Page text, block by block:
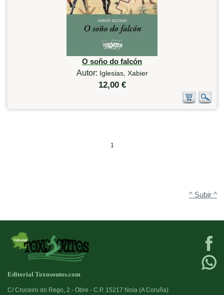
O soño do falcón
Autor: Iglesias, Xabier
12,00 €
1
^ Subir ^
Editorial Toxosoutos.com
C/ Cruceiro do Rego, 2 - Obre - C.P. 15217 Noia (A Coruña)